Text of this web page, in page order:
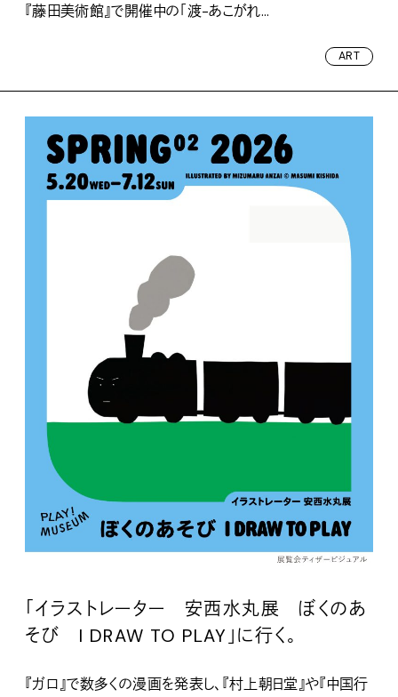
『藤田美術館』で開催中の「渡-あこがれ...
ART
「イラストレーター 安西水丸展 ぼくのあ
そび I DRAW TO PLAY」に行く。
『ガロ』で数多くの漫画を発表し、『村上朝日堂』や『中国行